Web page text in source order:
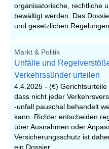
organisatorische, rechtliche
bewältigt werden. Das
und gesetzlichen
Markt & Politik
Unfälle und
Verkehrssünder urteilen
4.4.2025 - (€) Gerichtsurteile
dass nicht jeder
-unfall pauschal behandelt
kann. Richter entscheiden
über Ausnahmen oder
Versicherungsschutz ist
ein Dossier.